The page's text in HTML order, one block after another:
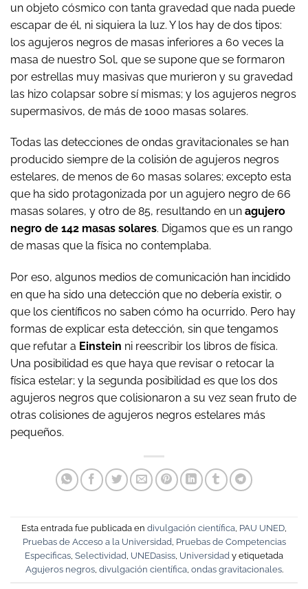
un objeto cósmico con tanta gravedad que nada puede
escapar de él, ni siquiera la luz. Y los hay de dos tipos:
los agujeros negros de masas inferiores a 60 veces la
masa de nuestro Sol, que se supone que se formaron
por estrellas muy masivas que murieron y su gravedad
las hizo colapsar sobre sí mismas; y los agujeros negros
supermasivos, de más de 1000 masas solares.
Todas las detecciones de ondas gravitacionales se han
producido siempre de la colisión de agujeros negros
estelares, de menos de 60 masas solares; excepto esta
que ha sido protagonizada por un agujero negro de 66
masas solares, y otro de 85, resultando en un agujero
negro de 142 masas solares. Digamos que es un rango
de masas que la física no contemplaba.
Por eso, algunos medios de comunicación han incidido
en que ha sido una detección que no debería existir, o
que los científicos no saben cómo ha ocurrido. Pero hay
formas de explicar esta detección, sin que tengamos
que refutar a Einstein ni reescribir los libros de física.
Una posibilidad es que haya que revisar o retocar la
física estelar; y la segunda posibilidad es que los dos
agujeros negros que colisionaron a su vez sean fruto de
otras colisiones de agujeros negros estelares más
pequeños.
Esta entrada fue publicada en divulgación científica, PAU UNED,
Pruebas de Acceso a la Universidad, Pruebas de Competencias
Especificas, Selectividad, UNEDasiss, Universidad y etiquetada
Agujeros negros, divulgación científica, ondas gravitacionales.